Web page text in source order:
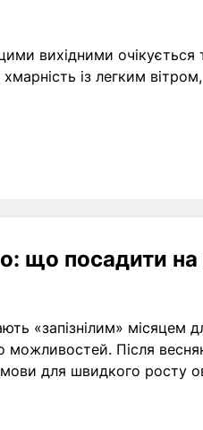
вихідними очікується
із легким
що посадити на
«запізнілим» місяцем
можливостей. Після
для швидкого росту